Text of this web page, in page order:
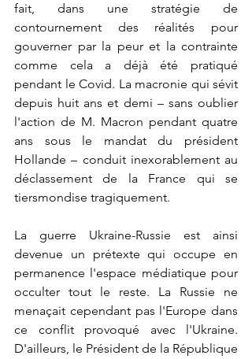
fait, dans une stratégie de
contournement des réalités pour
gouverner par la peur et la contrainte
comme cela a déjà été pratiqué
pendant le Covid. La macronie qui sévit
depuis huit ans et demi – sans oublier
l'action de M. Macron pendant quatre
ans sous le mandat du président
Hollande – conduit inexorablement au
déclassement de la France qui se
tiersmondise tragiquement.
La guerre Ukraine-Russie est ainsi
devenue un prétexte qui occupe en
permanence l'espace médiatique pour
occulter tout le reste. La Russie ne
menaçait cependant pas l'Europe dans
ce conflit provoqué avec l'Ukraine.
D'ailleurs, le Président de la République